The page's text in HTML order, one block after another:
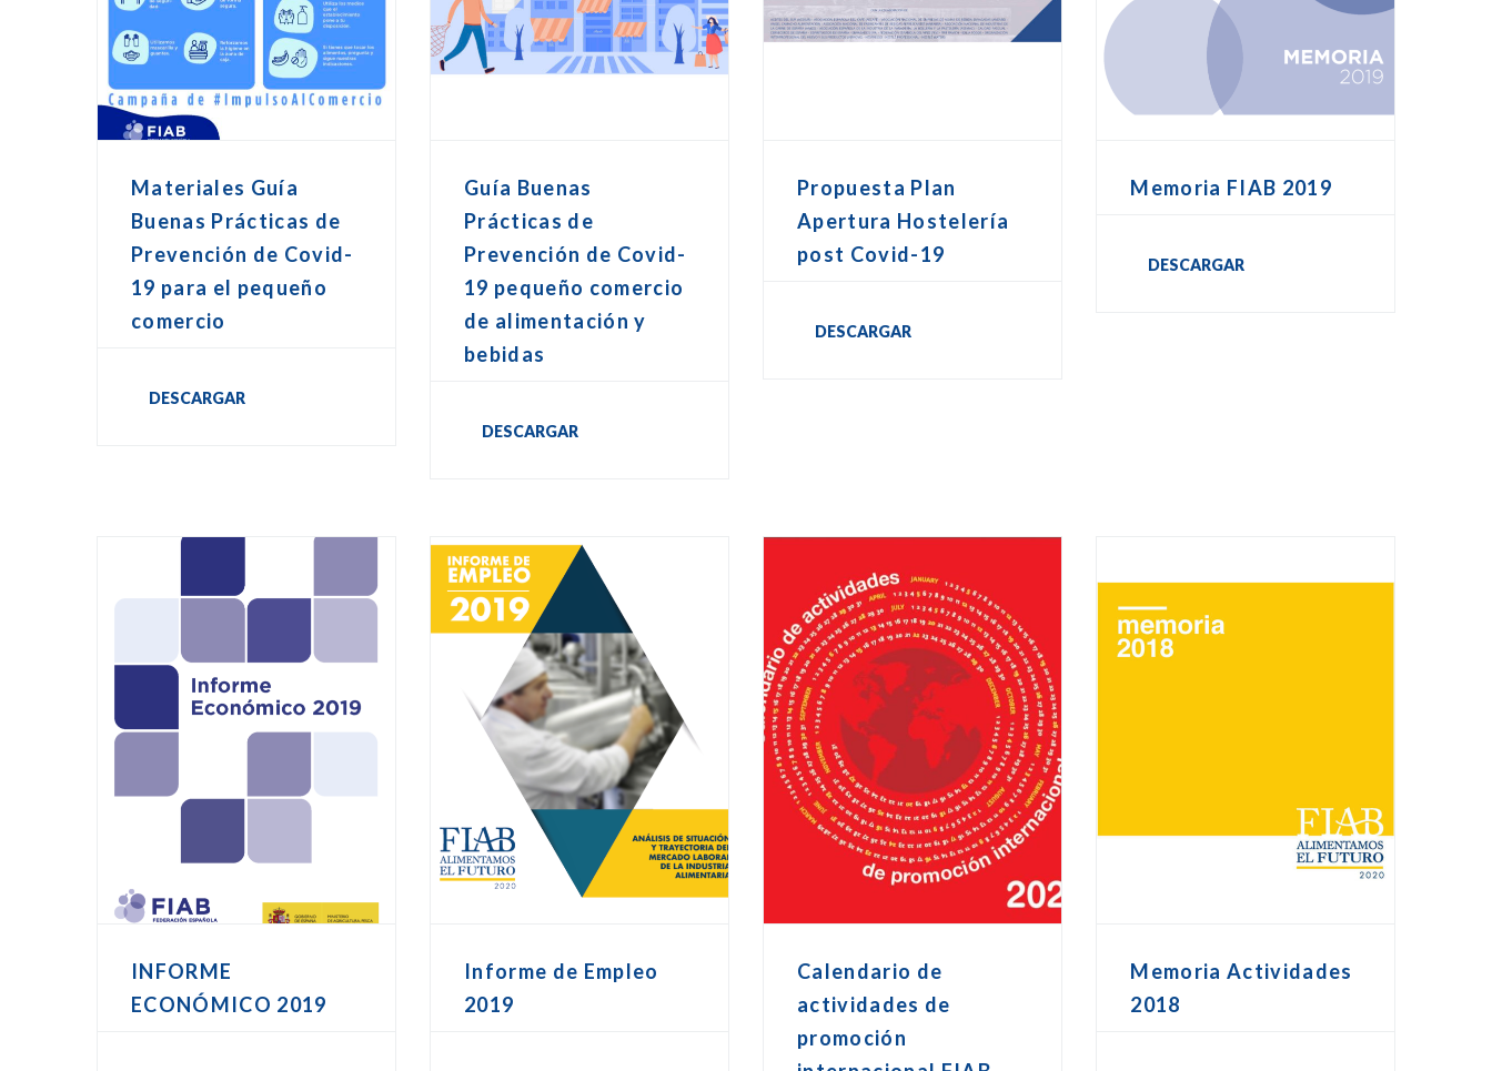
Materiales Guía
Buenas Prácticas de
Prevención de Covid-
19 para el pequeño
comercio
DESCARGAR
Guía Buenas
Prácticas de
Prevención de Covid-
19 pequeño comercio
de alimentación y
bebidas
DESCARGAR
Propuesta Plan
Apertura Hostelería
post Covid-19
DESCARGAR
Memoria FIAB 2019
DESCARGAR
INFORME
ECONÓMICO 2019
Informe de Empleo
2019
Calendario de
actividades de
promoción
Memoria Actividades
2018